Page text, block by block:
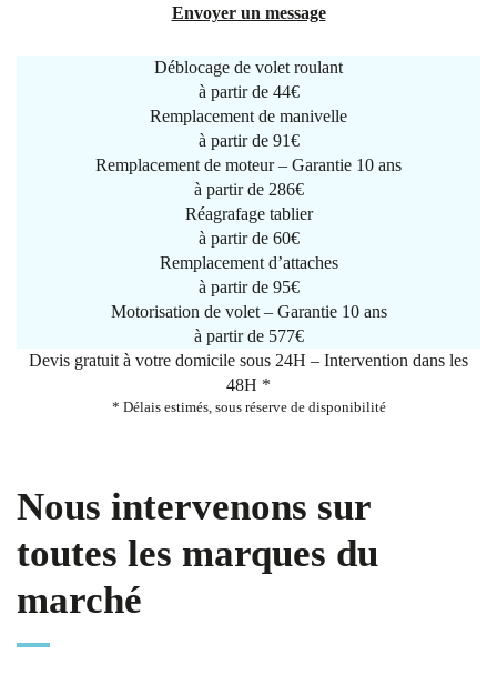
Envoyer un message
Déblocage de volet roulant
à partir de 44€
Remplacement de manivelle
à partir de 91€
Remplacement de moteur – Garantie 10 ans
à partir de 286€
Réagrafage tablier
à partir de 60€
Remplacement d’attaches
à partir de 95€
Motorisation de volet – Garantie 10 ans
à partir de 577€
Devis gratuit à votre domicile sous 24H – Intervention dans les
48H *
* Délais estimés, sous réserve de disponibilité
Nous intervenons sur
toutes les marques du
marché